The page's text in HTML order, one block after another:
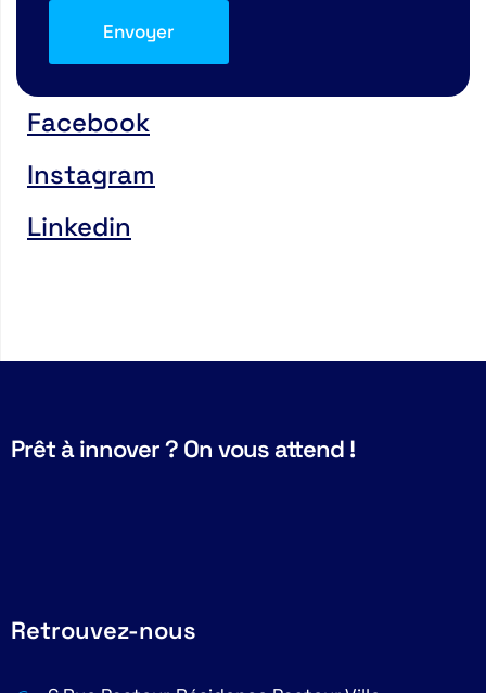
Facebook
Instagram
Linkedin
Prêt à innover ? On vous attend !
Retrouvez-nous